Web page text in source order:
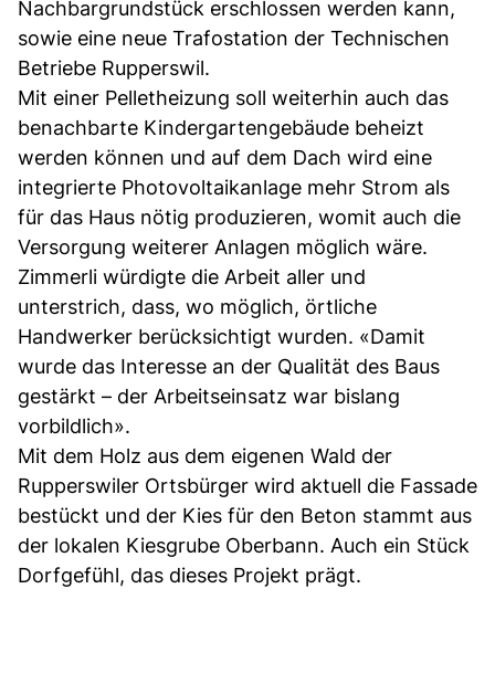
Nachbargrundstück erschlossen werden kann,
sowie eine neue Trafostation der Technischen
Betriebe Rupperswil.
Mit einer Pelletheizung soll weiterhin auch das
benachbarte Kindergartengebäude beheizt
werden können und auf dem Dach wird eine
integrierte Photovoltaikanlage mehr Strom als
für das Haus nötig produzieren, womit auch die
Versorgung weiterer Anlagen möglich wäre.
Zimmerli würdigte die Arbeit aller und
unterstrich, dass, wo möglich, örtliche
Handwerker berücksichtigt wurden. «Damit
wurde das Interesse an der Qualität des Baus
gestärkt – der Arbeitseinsatz war bislang
vorbildlich».
Mit dem Holz aus dem eigenen Wald der
Rupperswiler Ortsbürger wird aktuell die Fassade
bestückt und der Kies für den Beton stammt aus
der lokalen Kiesgrube Oberbann. Auch ein Stück
Dorfgefühl, das dieses Projekt prägt.